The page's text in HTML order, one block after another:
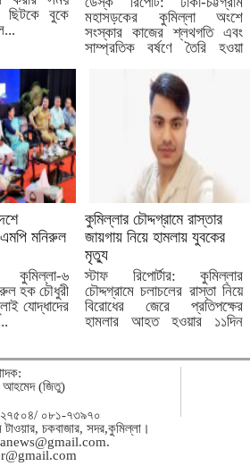
ছিটকে বুকে
মহাসড়কের কুমিল্লা অংশে
সংস্কার কাজের শ্লথগতি এবং
সাম্প্রতিক বর্ষণে তৈরি হওয়া
মনিরুল
কুমিল্লা-৬
হক চৌধুরী
যোদ্ধাদের
কুমিল্লার চৌদ্দগ্রামে রাস্তার
জায়গায় নিয়ে হামলায় যুবকের
মৃত্যু
স্টাফ রিপোর্টার: কুমিল্লার
চৌদ্দগ্রামে চলাচলের রাস্তা নিয়ে
বিরোধের জেরে প্রতিপক্ষের
হামলার আহত হওয়ার ১১দিন
আহমেদ (জিতু)
০৮১-৭৩৯৭০
টাওয়ার, চকবাজার, সদর,কুমিল্লা।
.